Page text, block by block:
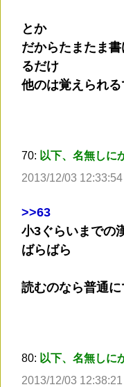
とか
だからたまたま
るだけ
他のは覚えられる
70: 以下、名無しに
2013/12/03
>>63
小3ぐらいまでの
ばらばら
読むのなら普通
80: 以下、名無しに
2013/12/03